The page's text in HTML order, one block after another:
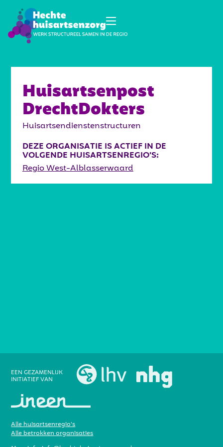
Huisartsenpost
DrechtDokters
Huisartsendienstenstructuren
DEZE ORGANISATIE IS ACTIEF IN DE
VOLGENDE HUISARTSENREGIO’S:
Regio West-Alblasserwaard
EEN GEZAMENLIJK
INITIATIEF VAN
Alle huisartsenregio’s
Alle betrokken organisaties